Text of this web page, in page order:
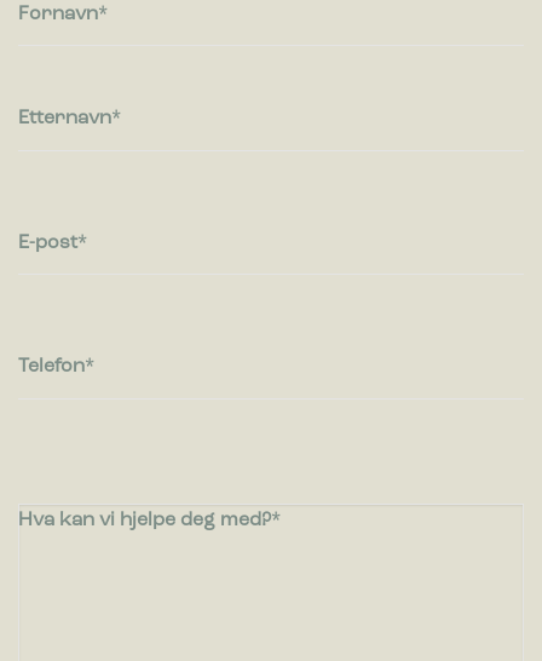
rapportere informasjon anonymt.
Markedsførings-cookies brukes til å spore besøkende på
Fornavn
Etternavn
E-post
Telefon
Hva kan vi hjelpe deg med?